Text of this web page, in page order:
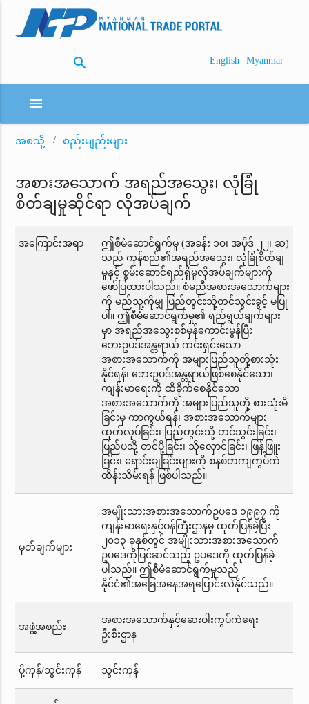
search English | Myanmar
menu
အစသို့ စည်းမျည်းများ
အစားအသောက် အရည်အသွေး၊ လုံခြုံ
စိတ်ချမှုဆိုင်ရာ လိုအပ်ချက်
အကြောင်းအရာ
ဤစီမံဆောင်ရွက်မှု (အခန်း ၁၀၊ အပိုဒ် ၂၂၊ ဆ)
သည် ကုန်စည်၏အရည်အသွေး၊ လုံခြုံစိတ်ချ
မှုနှင့် စွမ်းဆောင်ရည်ရှိမှုလိုအပ်ချက်များကို
ဖော်ပြထားပါသည်။ စံမညီအစားအသောက်များ
ကို မည်သူ့ကိုမျှ ပြည်တွင်းသို့တင်သွင်းခွင့် မပြု
ပါ။ ဤစီမံဆောင်ရွက်မှု၏ ရည်ရွယ်ချက်များ
မှာ အရည်အသွေးစစ်မှန်ကောင်းမွန်ပြီး
ဘေးဥပဒ်အန္တရာယ် ကင်းရှင်းသော
အစားအသောက်ကို အများပြည်သူတို့စားသုံး
နိုင်ရန်၊ ဘေးဥပဒ်အန္တရာယ်ဖြစ်စေနိုင်သော၊
ကျန်းမာရေးကို ထိခိုက်စေနိုင်သော
အစားအသောက်ကို အများပြည်သူတို့ စားသုံးမိ
ခြင်းမှ ကာကွယ်ရန်၊ အစားအသောက်များ
ထုတ်လုပ်ခြင်း၊ ပြည်တွင်းသို့ တင်သွင်းခြင်း၊
ပြည်ပသို့ တင်ပို့ခြင်း၊ သိုလှောင်ခြင်း၊ ဖြန့်ဖြူး
ခြင်း၊ ရောင်းချခြင်းများကို စနစ်တကျကွပ်ကဲ
ထိန်းသိမ်းရန် ဖြစ်ပါသည်။
မှတ်ချက်များ
အမျိုးသားအစားအသောက်ဥပဒေ ၁၉၉၇ ကို
ကျန်းမာရေးနှင့်ဝန်ကြီးဌာနမှ ထုတ်ပြန်ခဲ့ပြီး
၂၀၁၃ ခုနှစ်တွင် အမျိုးသားအစားအသောက်
ဥပဒေကိုပြင်ဆင်သည့် ဥပဒေကို ထုတ်ပြန်ခဲ့
ပါသည်။ ဤစီမံဆောင်ရွက်မှုသည်
နိုင်ငံ၏အခြေအနေအရပြောင်းလဲနိုင်သည်။
အဖွဲ့အစည်း
အစားအသောက်နှင့်ဆေးဝါးကွပ်ကဲရေး
ဦးစီးဌာန
ပို့ကုန်/သွင်းကုန် သွင်းကုန်